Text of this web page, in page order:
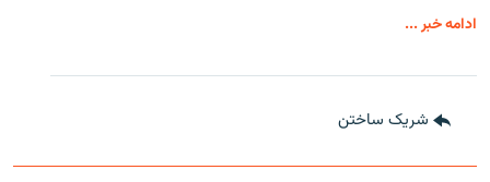
ادامه خبر ...
شریک ساختن